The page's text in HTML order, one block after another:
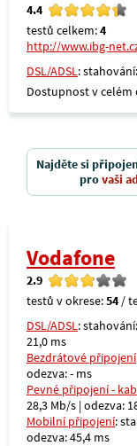
4.4
testů celkem:4
http://www.ibg-
DSL/ADSL:
Dostupnost v celém
Najděte si
provaši
Vodafone
2.9
testů v okrese:54 /
DSL/ADSL:
21,0 ms
Bezdrátové připojení
odezva: - ms
Pevné připojení -
28,3 Mb/s | odezva:
Mobilní připojení:
odezva: 45,4 ms